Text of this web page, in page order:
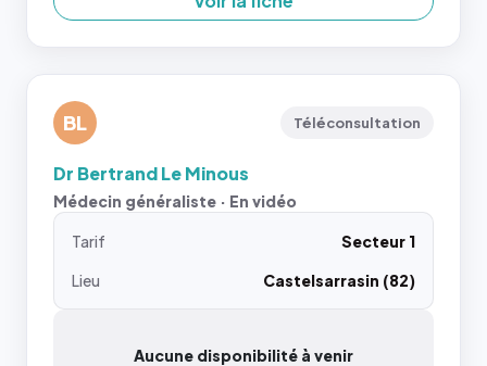
BL Téléconsultation
Dr Bertrand Le Minous
Médecin généraliste · En vidéo
Tarif
Secteur 1
Lieu
Castelsarrasin (82)
Aucune disponibilité à venir